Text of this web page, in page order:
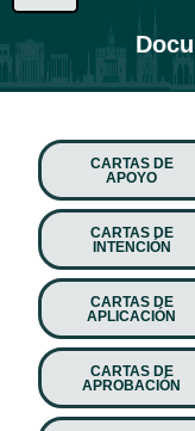
CARTAS DE
APOYO
CARTAS DE
INTENCIÓN
CARTAS DE
APLICACIÓN
CARTAS DE
APROBACIÓN